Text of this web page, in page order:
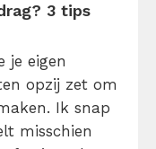
3 tips
je eigen
opzij zet om
Ik snap
misschien